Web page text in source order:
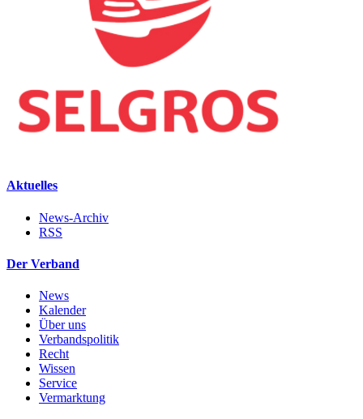
Aktuelles
News-Archiv
RSS
Der Verband
News
Kalender
Über uns
Verbandspolitik
Recht
Wissen
Service
Vermarktung